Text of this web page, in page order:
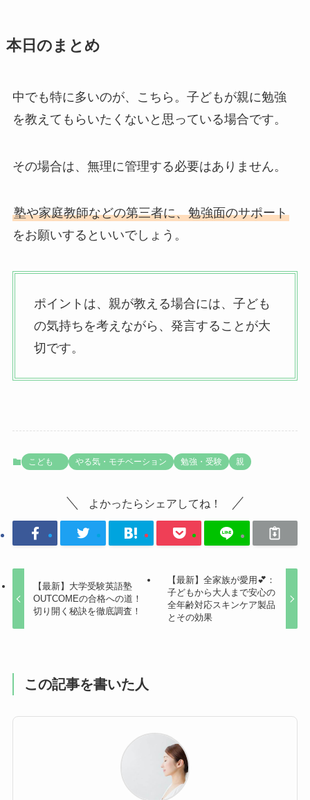
本日のまとめ
中でも特に多いのが、こちら。子どもが親に勉強
を教えてもらいたくないと思っている場合です。
その場合は、無理に管理する必要はありません。
塾や家庭教師などの第三者に、勉強面のサポート
をお願いするといいでしょう。
ポイントは、親が教える場合には、子ども
の気持ちを考えながら、発言することが大
切です。
こども やる気・モチベーション 勉強・受験 親
よかったらシェアしてね！
【最新】大学受験英語塾
OUTCOMEの合格への道！
切り開く秘訣を徹底調査！
【最新】全家族が愛用💕：
子どもから大人まで安心の
全年齢対応スキンケア製品
とその効果
この記事を書いた人